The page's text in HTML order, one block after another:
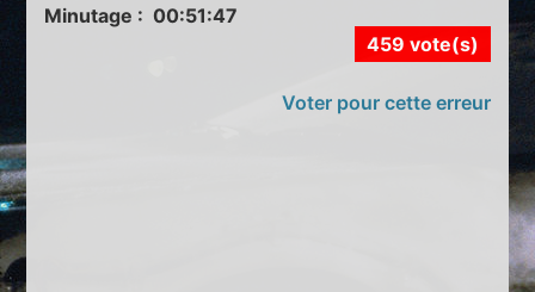
Minutage : 00:51:47
459 vote(s)
Voter pour cette erreur